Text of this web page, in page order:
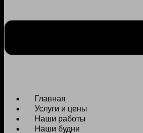
Главная
Услуги и цены
Наши работы
Наши будни